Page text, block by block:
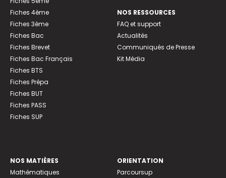
Fiches 4ème
Fiches 3ème
Fiches Bac
Fiches Brevet
Fiches Bac Français
Fiches BTS
Fiches Prépa
Fiches BUT
Fiches PASS
Fiches SUP
NOS RESSOURCES
FAQ et support
Actualités
Communiqués de Presse
Kit Média
NOS MATIÈRES
Mathématiques
ORIENTATION
Parcoursup